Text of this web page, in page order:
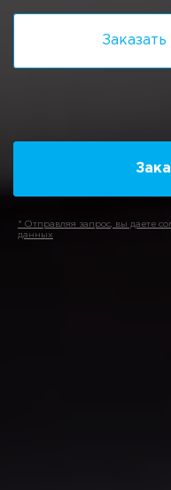
* Отправляя запрос, вы даете
данных